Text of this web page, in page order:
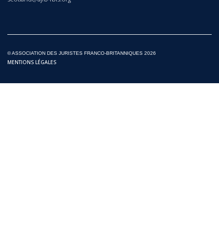
© ASSOCIATION DES JURISTES FRANCO-BRITANNIQUES 2026
MENTIONS LÉGALES